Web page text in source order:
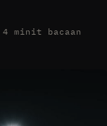
4 minit bacaan